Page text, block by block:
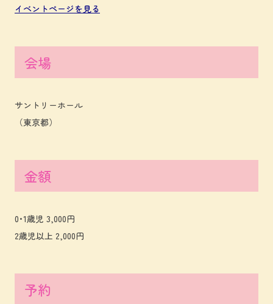
イベントページを見る
会場
サントリーホール
（東京都）
金額
0･1歳児 3,000円
2歳児以上 2,000円
予約